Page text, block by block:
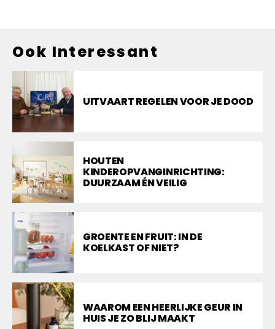
Ook Interessant
UITVAART REGELEN VOOR JE DOOD
HOUTEN
KINDEROPVANGINRICHTING:
DUURZAAM ÉN VEILIG
GROENTE EN FRUIT: IN DE
KOELKAST OF NIET?
WAAROM EEN HEERLIJKE GEUR IN
HUIS JE ZO BLIJ MAAKT